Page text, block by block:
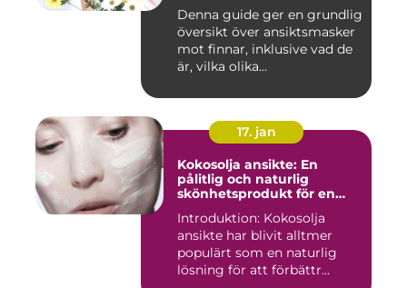
Denna guide ger en grundlig
översikt över ansiktsmasker
mot finnar, inklusive vad de
är, vilka olika...
17. jan
Kokosolja ansikte: En
pålitlig och naturlig
skönhetsprodukt för en
Introduktion: Kokosolja
ansikte har blivit alltmer
populärt som en naturlig
lösning för att förbättr...